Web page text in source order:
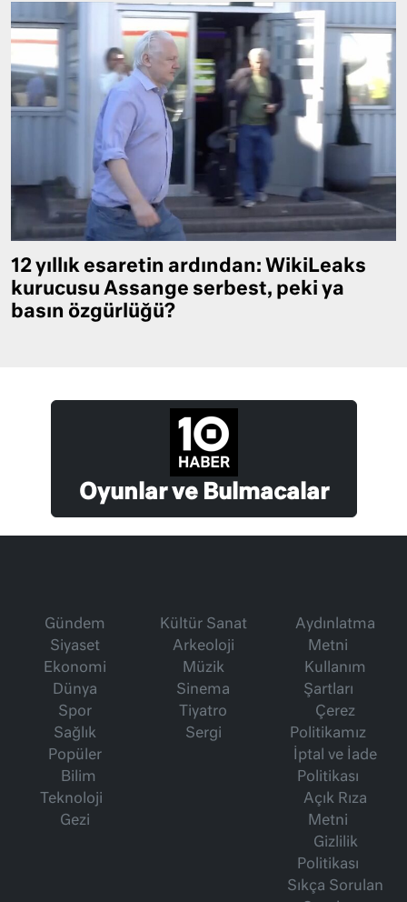
12 yıllık esaretin ardından: WikiLeaks
kurucusu Assange serbest, peki ya
basın özgürlüğü?
Oyunlar ve Bulmacalar
Gündem
Siyaset
Ekonomi
Dünya
Spor
Sağlık
Popüler
Bilim
Teknoloji
Gezi
Kültür Sanat
Arkeoloji
Müzik
Sinema
Tiyatro
Sergi
Aydınlatma
Metni
Kullanım
Şartları
Çerez
Politikamız
İptal ve İade
Politikası
Açık Rıza
Metni
Gizlilik
Politikası
Sıkça Sorulan